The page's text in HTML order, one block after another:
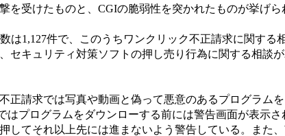
を受けたものと、CGIの脆弱性を突かれたものが挙げら
は1,127件で、このうちワンクリック不正請求に関する
セキュリティ対策ソフトの押し売り行為に関する相談
正請求では写真や動画と偽って悪意のあるプログラム
はプログラムをダウンローする前には警告画面が表示
してそれ以上先には進まないよう警告している。また、